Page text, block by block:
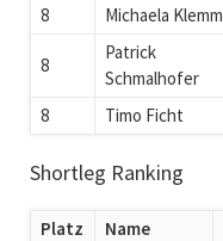
8
Michaela Klemm
8
Patrick
Schmalhofer
8 Timo Ficht
Shortleg Ranking
Platz Name